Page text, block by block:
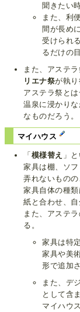
聞きたい
また、利
間が長め
受けられ
るだけの
また、アステ
リエナ祭が執り
アステラ祭と
温泉に浸かり
なものだろう。
マイハウス
「 模様替え 」
家具は棚、ソ
弄れないものの
家具自体の種
紙と合わせ、自
また、アステ
る。
家具は特
家具や美
形で追加
また、デ
として含
マイハウ